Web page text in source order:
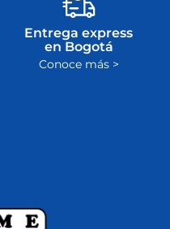
Entrega express
en Bogotá
Conoce más >